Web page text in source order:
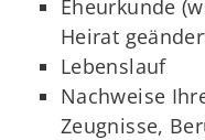
Eheurkunde
Heirat
Lebenslauf
Nachweise
Zeugnisse,